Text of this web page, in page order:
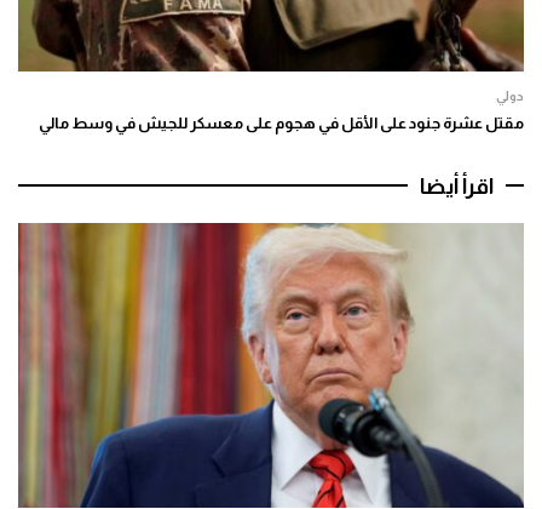
دولي
مقتل عشرة جنود على الأقل في هجوم على معسكر للجيش في وسط مالي
اقرأ أيضا